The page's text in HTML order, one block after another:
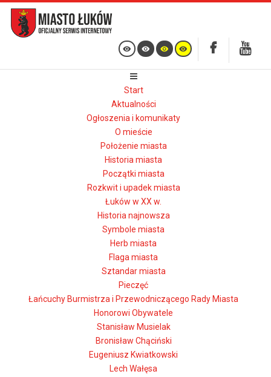
Start
Aktualności
Ogłoszenia i komunikaty
O mieście
Położenie miasta
Historia miasta
Początki miasta
Rozkwit i upadek miasta
Łuków w XX w.
Historia najnowsza
Symbole miasta
Herb miasta
Flaga miasta
Sztandar miasta
Pieczęć
Łańcuchy Burmistrza i Przewodniczącego Rady Miasta
Honorowi Obywatele
Stanisław Musielak
Bronisław Chąciński
Eugeniusz Kwiatkowski
Lech Wałęsa